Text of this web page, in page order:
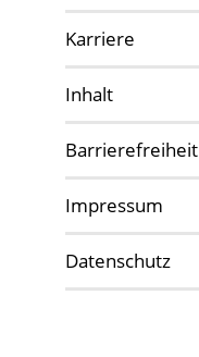
Karriere
Inhalt
Barrierefreiheit
Impressum
Datenschutz